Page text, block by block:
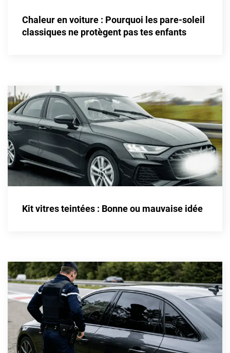
Chaleur en voiture : Pourquoi les pare-soleil
classiques ne protègent pas tes enfants
Kit vitres teintées : Bonne ou mauvaise idée